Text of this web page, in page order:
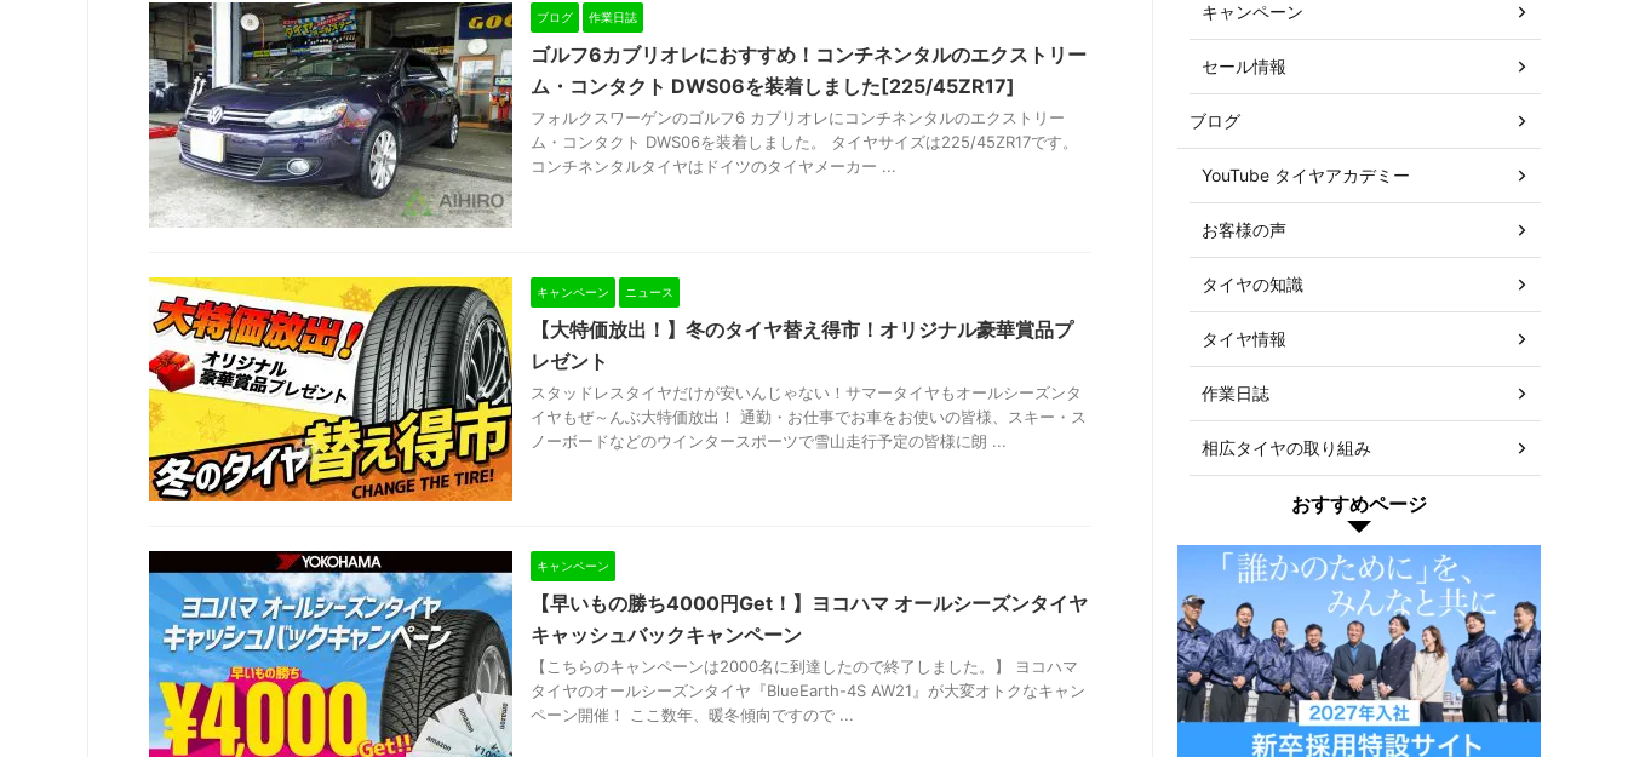
ブログ 作業日誌
ゴルフ6カブリオレにおすすめ！コンチネンタルのエクストリー
ム・コンタクト DWS06を装着しました[225/45ZR17]
フォルクスワーゲンのゴルフ6 カブリオレにコンチネンタルのエクストリー
ム・コンタクト DWS06を装着しました。 タイヤサイズは225/45ZR17です。
コンチネンタルタイヤはドイツのタイヤメーカー ...
キャンペーン ニュース
【大特価放出！】冬のタイヤ替え得市！オリジナル豪華賞品プ
レゼント
スタッドレスタイヤだけが安いんじゃない！サマータイヤもオールシーズンタ
イヤもぜ～んぶ大特価放出！ 通勤・お仕事でお車をお使いの皆様、スキー・ス
ノーボードなどのウインタースポーツで雪山走行予定の皆様に朗 ...
キャンペーン
【早いもの勝ち4000円Get！】ヨコハマ オールシーズンタイヤ
キャッシュバックキャンペーン
【こちらのキャンペーンは2000名に到達したので終了しました。】 ヨコハマ
タイヤのオールシーズンタイヤ『BlueEarth-4S AW21』が大変オトクなキャン
ペーン開催！ ここ数年、暖冬傾向ですので ...
キャンペーン
セール情報
ブログ
YouTube タイヤアカデミー
お客様の声
タイヤの知識
タイヤ情報
作業日誌
相広タイヤの取り組み
おすすめページ